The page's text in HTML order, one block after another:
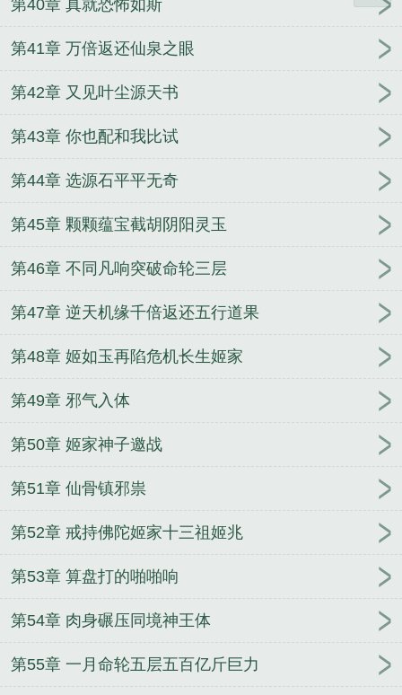
第40章 真就恐怖如斯
第41章 万倍返还仙泉之眼
第42章 又见叶尘源天书
第43章 你也配和我比试
第44章 选源石平平无奇
第45章 颗颗蕴宝截胡阴阳灵玉
第46章 不同凡响突破命轮三层
第47章 逆天机缘千倍返还五行道果
第48章 姬如玉再陷危机长生姬家
第49章 邪气入体
第50章 姬家神子邀战
第51章 仙骨镇邪祟
第52章 戒持佛陀姬家十三祖姬兆
第53章 算盘打的啪啪响
第54章 肉身碾压同境神王体
第55章 一月命轮五层五百亿斤巨力